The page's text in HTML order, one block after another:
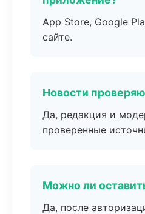
App Store, Google
сайте.
Новости
Да, редакция и
проверенные
Можно ли
Да, после